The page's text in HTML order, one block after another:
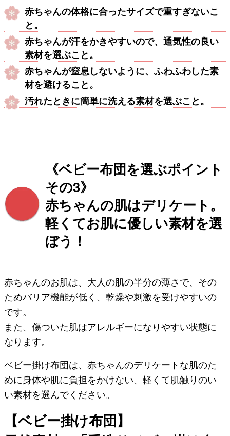
赤ちゃんの体格に合ったサイズで重すぎないこ
と。
赤ちゃんが汗をかきやすいので、通気性の良い
素材を選ぶこと。
赤ちゃんが窒息しないように、ふわふわした素
材を避けること。
汚れたときに簡単に洗える素材を選ぶこと。
《ベビー布団を選ぶポイント
その3》
赤ちゃんの肌はデリケート。
軽くてお肌に優しい素材を選
ぼう！
赤ちゃんのお肌は、大人の肌の半分の薄さで、その
ためバリア機能が低く、乾燥や刺激を受けやすいの
です。
また、傷ついた肌はアレルギーになりやすい状態に
なります。
ベビー掛け布団は、赤ちゃんのデリケートな肌のた
めに身体や肌に負担をかけない、軽くて肌触りのい
い素材を選んでください。
【ベビー掛け布団】